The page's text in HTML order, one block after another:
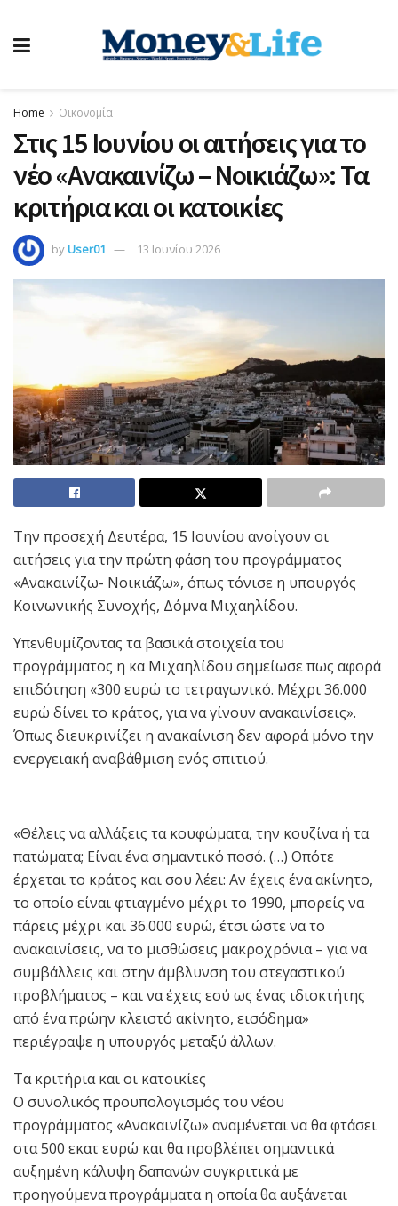
Home Οικονομία
Στις 15 Ιουνίου οι αιτήσεις για το
νέο «Ανακαινίζω – Νοικιάζω»: Τα
κριτήρια και οι κατοικίες
byUser01 13 Ιουνίου 2026
Την προσεχή Δευτέρα, 15 Ιουνίου ανοίγουν οι
αιτήσεις για την πρώτη φάση του προγράμματος
«Ανακαινίζω- Νοικιάζω», όπως τόνισε η υπουργός
Κοινωνικής Συνοχής, Δόμνα Μιχαηλίδου.
Υπενθυμίζοντας τα βασικά στοιχεία του
προγράμματος η κα Μιχαηλίδου σημείωσε πως αφορά
επιδότηση «300 ευρώ το τετραγωνικό. Μέχρι 36.000
ευρώ δίνει το κράτος, για να γίνουν ανακαινίσεις».
Όπως διευκρινίζει η ανακαίνιση δεν αφορά μόνο την
ενεργειακή αναβάθμιση ενός σπιτιού.
«Θέλεις να αλλάξεις τα κουφώματα, την κουζίνα ή τα
πατώματα; Είναι ένα σημαντικό ποσό. (…) Οπότε
έρχεται το κράτος και σου λέει: Αν έχεις ένα ακίνητο,
το οποίο είναι φτιαγμένο μέχρι το 1990, μπορείς να
πάρεις μέχρι και 36.000 ευρώ, έτσι ώστε να το
ανακαινίσεις, να το μισθώσεις μακροχρόνια – για να
συμβάλλεις και στην άμβλυνση του στεγαστικού
προβλήματος – και να έχεις εσύ ως ένας ιδιοκτήτης
από ένα πρώην κλειστό ακίνητο, εισόδημα»
περιέγραψε η υπουργός μεταξύ άλλων.
Τα κριτήρια και οι κατοικίες
Ο συνολικός προυπολογισμός του νέου
προγράμματος «Ανακαινίζω» αναμένεται να θα φτάσει
στα 500 εκατ ευρώ και θα προβλέπει σημαντικά
αυξημένη κάλυψη δαπανών συγκριτικά με
προηγούμενα προγράμματα η οποία θα αυξάνεται